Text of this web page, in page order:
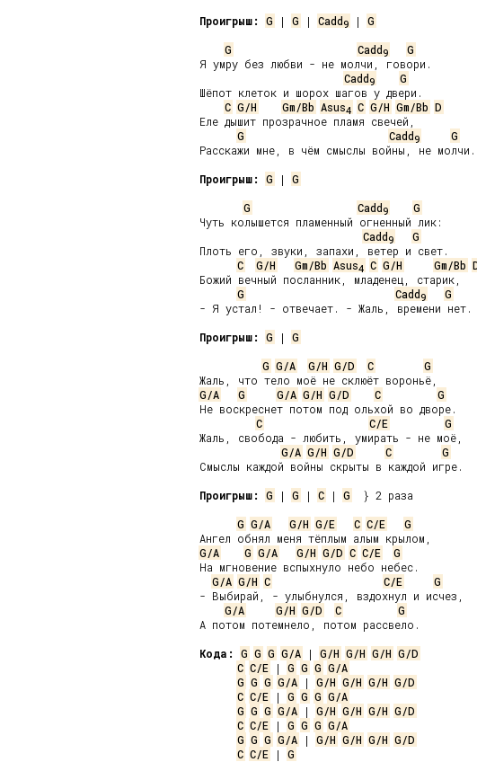
Проигрыш:
G | G | Cadd9 | G
G
Cadd9
G
Я умру без любви - не молчи, говори.
Cadd9
G
Шёпот клеток и шорох шагов у двери.
C G/H Gm/Bb Asus4 C G/H Gm/Bb D
Еле дышит прозрачное пламя свечей,
G
Cadd9
G
Расскажи мне, в чём смыслы войны, не молчи.
Проигрыш:
G | G
G
Cadd9
G
Чуть колышется пламенный огненный лик:
Cadd9
G
Плоть его, звуки, запахи, ветер и свет.
C
G/H Gm/Bb Asus4 C G/H Gm/Bb
Божий вечный посланник, младенец, старик,
G
Cadd9
G
- Я устал! - отвечает. - Жаль, времени нет.
Проигрыш:
G | G
G G/A G/H G/D C
G
G/A
G G/A G/H G/D C
G
Не воскреснет потом под ольхой во дворе.
C
C/E
G
Жаль, свобода - любить, умирать - не моё,
G/A G/H G/D C
G
Смыслы каждой войны скрыты в каждой игре.
Проигрыш:
G | G | C | G
  } 2 раза
G G/A G/H G/E C C/E
G
G/A
G G/A G/H G/D C C/E
G
На мгновение вспыхнуло небо небес.
G/A G/H C C/E
G
- Выбирай, - улыбнулся, вздохнул и исчез,
G/A
G/H G/D C
G
А потом потемнело, потом рассвело.
Кода:
G G G G/A | G/H G/H G/H G/D
C C/E | G G G G/A
G G G G/A | G/H G/H G/H G/D
C C/E | G G G G/A
G G G G/A | G/H G/H G/H G/D
C C/E | G G G G/A
G G G G/A | G/H G/H G/H G/D
C C/E | G